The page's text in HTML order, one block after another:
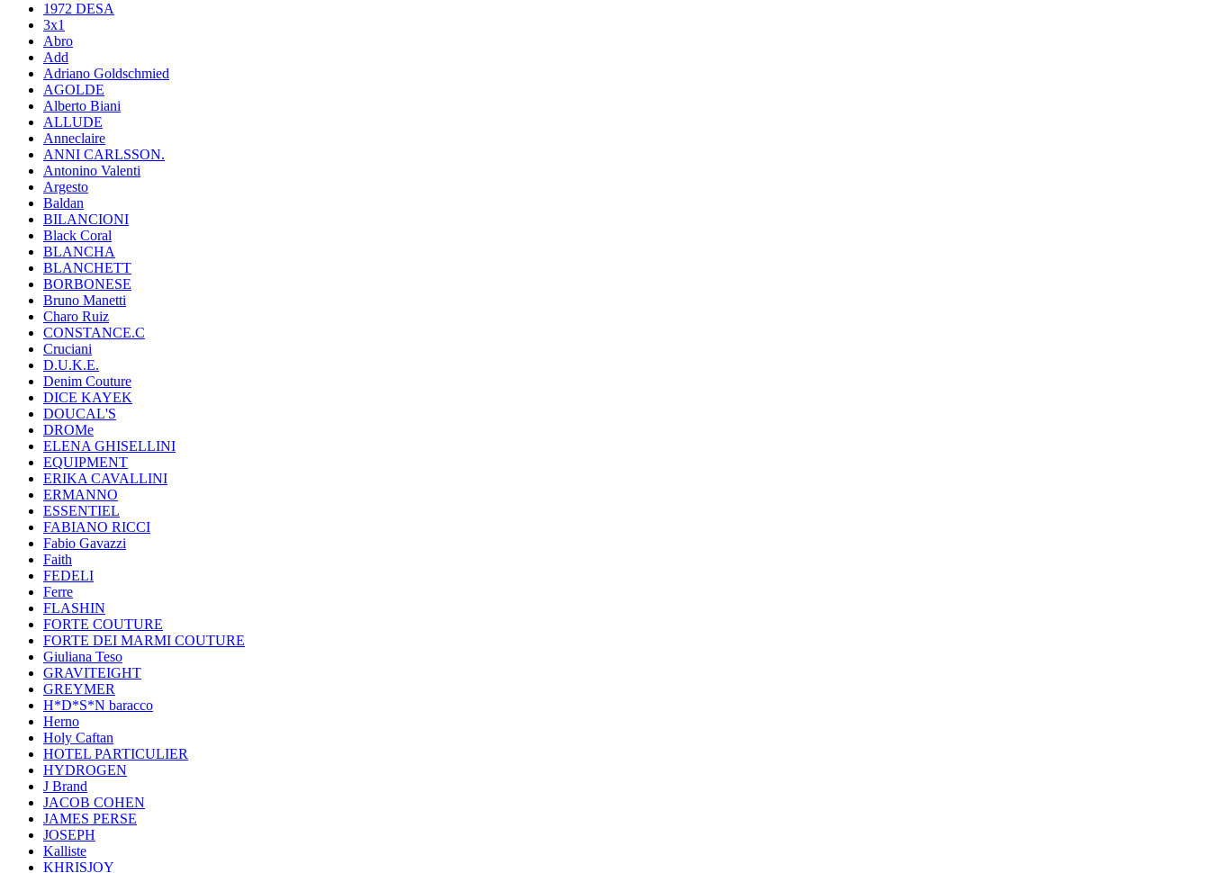
1972 DESA
3x1
Abro
Add
Adriano Goldschmied
AGOLDE
Alberto Biani
ALLUDE
Anneclaire
ANNI CARLSSON.
Antonino Valenti
Argesto
Baldan
BILANCIONI
Black Coral
BLANCHA
BLANCHETT
BORBONESE
Bruno Manetti
Charo Ruiz
CONSTANCE.C
Cruciani
D.U.K.E.
Denim Couture
DICE KAYEK
DOUCAL'S
DROMe
ELENA GHISELLINI
EQUIPMENT
ERIKA CAVALLINI
ERMANNO
ESSENTIEL
FABIANO RICCI
Fabio Gavazzi
Faith
FEDELI
Ferre
FLASHIN
FORTE COUTURE
FORTE DEI MARMI COUTURE
Giuliana Teso
GRAVITEIGHT
GREYMER
H*D*S*N baracco
Herno
Holy Caftan
HOTEL PARTICULIER
HYDROGEN
J Brand
JACOB COHEN
JAMES PERSE
JOSEPH
Kalliste
KHRISJOY